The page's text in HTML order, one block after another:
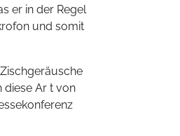
er in der Regel
und somit
diese Ar t von